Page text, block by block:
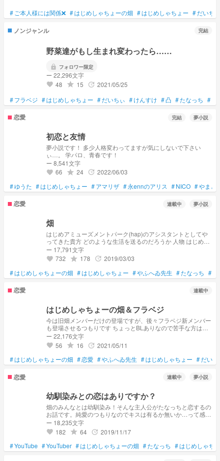
#ご本人様には関係❌ #はじめしゃちょーの畑 #はじめしゃちょー #だいちぃ
ノンジャンル 完結
野菜達がもし生まれ変わったら……
lock フォロワー限定
ー 22,296文字
favorite 48 grade 15 update 2021/05/25
#フラベジ #はじめしゃちょー #だいちぃ #けんすけ #凸 #たなっち #
恋愛 完結 夢小説
初恋と友情
夢小説です！ 多少人格変わってますが気にしないで下さい
ぃ…。 学パロ、青春です！
ー 8,541文字
favorite 66 grade 24 update 2022/06/03
#ゆうた #はじめしゃちょー #アマリザ #永ennのアリス #NICO #やまと
恋愛 連載中 夢小説
畑
はじめアミューズメントパーク(hap)のアシスタントとしてや
ってきた貴方 どのような生活を送るのだろうか 人物 はじめし
ゃちょー たなっち やふへゐくん だいちぃ トマトクン etc
ー 17,791文字
favorite 732 grade 178 update 2019/03/03
#はじめしゃちょーの畑 #はじめしゃちょー #やふへゐ先生 #たなっち #
恋愛 連載中
はじめしゃちょーの畑＆フラベジ
今は旧畑メンバーだけの登場ですが、後々フラベジ新メンバー
も登場させるつもりです ちょっとBLありなので苦手な方はお
控えすることをオススメします🙇
ー 22,176文字
favorite 56 grade 16 update 2021/05/11
#はじめしゃちょーの畑 #恋愛 #やふへゐ先生 #はじめしゃちょー #だいち
恋愛 連載中 夢小説
幼馴染みとの恋はありですか？
畑のみんなとは幼馴染み！そんな主人公がたなっちと恋するの
お話です。純愛のつもりなのでキスは有るか無いか…って感じ
です。 初投稿なので温かい目で見てください🙇‍♂️
ー 18,235文字
favorite 182 grade 64 update 2019/11/17
#YouTube #YouTuber #はじめしゃちょーの畑 #たなっち #はじめしゃち